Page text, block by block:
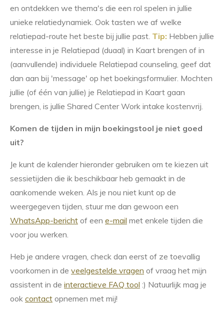
en ontdekken we thema's die een rol spelen in jullie
unieke relatiedynamiek. Ook tasten we af welke
relatiepad-route het beste bij jullie past. Tip: Hebben jullie
interesse in je Relatiepad (duaal) in Kaart brengen of in
(aanvullende) individuele Relatiepad counseling, geef dat
dan aan bij 'message' op het boekingsformulier. Mochten
jullie (of één van jullie) je Relatiepad in Kaart gaan
brengen, is jullie Shared Center Work intake kostenvrij.
Komen de tijden in mijn boekingstool je niet goed
uit?
Je kunt de kalender hieronder gebruiken om te kiezen uit
sessietijden die ik beschikbaar heb gemaakt in de
aankomende weken. Als je nou niet kunt op de
weergegeven tijden, stuur me dan gewoon een
WhatsApp-bericht of een e-mail met enkele tijden die
voor jou werken.
Heb je andere vragen, check dan eerst of ze toevallig
voorkomen in de veelgestelde vragen of vraag het mijn
assistent in de interactieve FAQ tool :) Natuurlijk mag je
ook contact opnemen met mij!